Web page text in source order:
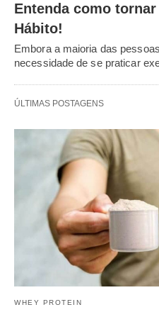
Entenda como
Hábito!
Embora a maioria das
necessidade de se praticar
ÚLTIMAS POSTAGENS
WHEY PROTEIN